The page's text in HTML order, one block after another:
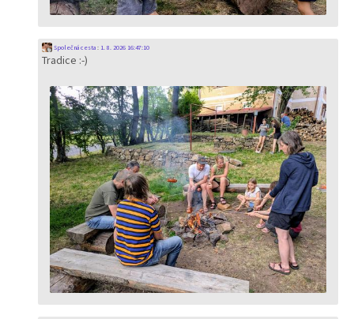
Společná cesta: 1. 8. 2026 16:47:10
Tradice :-)